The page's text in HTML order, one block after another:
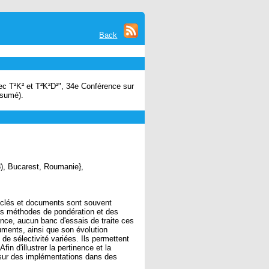
Back
et T²K²D²", 34e Conférence sur
Bucarest, Roumanie},
et documents sont souvent
méthodes de pondération et des
aucun banc d'essais de traite ces
ainsi que son évolution
de sélectivité variées. Ils permettent
d'illustrer la pertinence et la
des implémentations dans des